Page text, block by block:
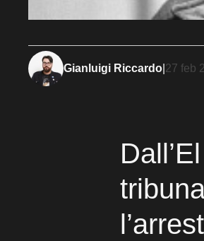
Gianluigi Riccardo 27 feb